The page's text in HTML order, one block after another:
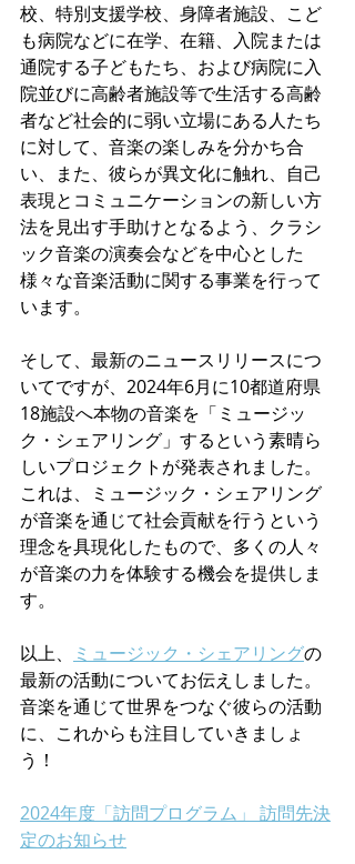
校、特別支援学校、身障者施設、こど
も病院などに在学、在籍、入院または
通院する子どもたち、および病院に入
院並びに高齢者施設等で生活する高齢
者など社会的に弱い立場にある人たち
に対して、音楽の楽しみを分かち合
い、また、彼らが異文化に触れ、自己
表現とコミュニケーションの新しい方
法を見出す手助けとなるよう、クラシ
ック音楽の演奏会などを中心とした
様々な音楽活動に関する事業を行って
います。
そして、最新のニュースリリースにつ
いてですが、2024年6月に10都道府県
18施設へ本物の音楽を「ミュージッ
ク・シェアリング」するという素晴ら
しいプロジェクトが発表されました。
これは、ミュージック・シェアリング
が音楽を通じて社会貢献を行うという
理念を具現化したもので、多くの人々
が音楽の力を体験する機会を提供しま
す。
以上、 ミュージック・シェアリングの
最新の活動についてお伝えしました。
音楽を通じて世界をつなぐ彼らの活動
に、これからも注目していきましょ
う！
2024年度「訪問プログラム」 訪問先決
定のお知らせ